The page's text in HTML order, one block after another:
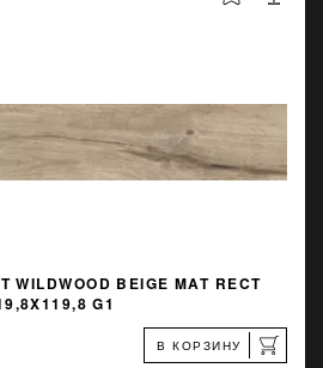
BEIGE MAT RECT
G1
В КОРЗИНУ